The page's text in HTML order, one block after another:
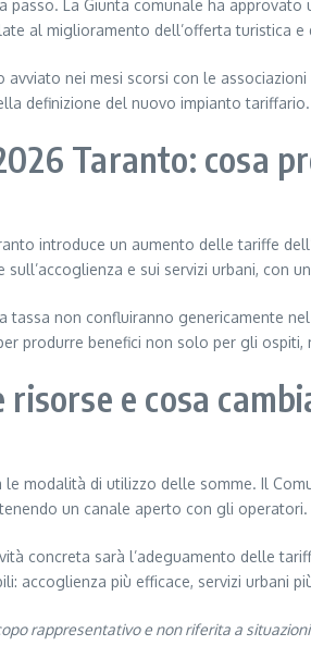
passo. La Giunta comunale ha
al miglioramento dell’offerta turistica e
nei mesi scorsi con le
definizione del nuovo impianto tariffario.
Taranto: cosa
introduce un aumento delle tariffe
sull’accoglienza e sui servizi urbani,
non confluiranno genericamente
produrre benefici non solo per gli
risorse e cosa
modalità di utilizzo delle somme. Il
un canale aperto con gli operatori.
concreta sarà l’adeguamento delle
accoglienza più efficace, servizi urbani
rappresentativo e non riferita a